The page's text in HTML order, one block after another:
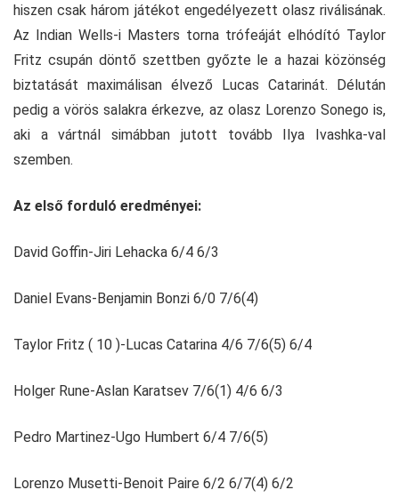
hiszen csak három játékot engedélyezett olasz riválisának.
Az Indian Wells-i Masters torna trófeáját elhódító Taylor
Fritz csupán döntő szettben győzte le a hazai közönség
biztatását maximálisan élvező Lucas Catarinát. Délután
pedig a vörös salakra érkezve, az olasz Lorenzo Sonego is,
aki a vártnál simábban jutott tovább Ilya Ivashka-val
szemben.
Az első forduló eredményei:
David Goffin-Jiri Lehacka 6/4 6/3
Daniel Evans-Benjamin Bonzi 6/0 7/6(4)
Taylor Fritz ( 10 )-Lucas Catarina 4/6 7/6(5) 6/4
Holger Rune-Aslan Karatsev 7/6(1) 4/6 6/3
Pedro Martinez-Ugo Humbert 6/4 7/6(5)
Lorenzo Musetti-Benoit Paire 6/2 6/7(4) 6/2